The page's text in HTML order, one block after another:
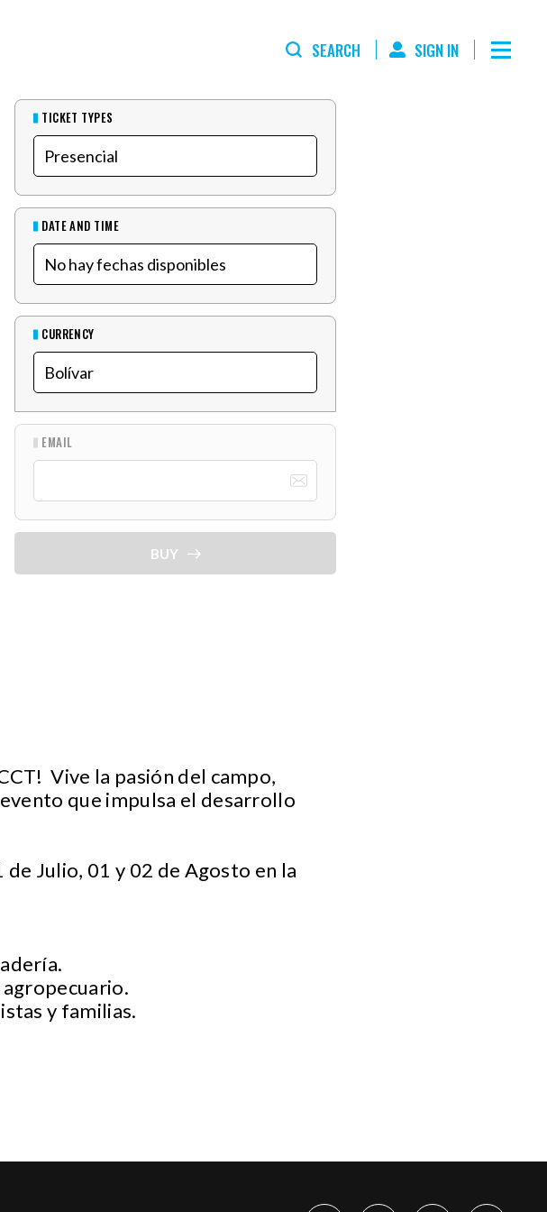
SEARCH SIGN IN
TICKET TYPES
DATE AND TIME
CURRENCY
EMAIL
BUY
Vive la pasión del campo,
que impulsa el desarrollo
Julio, 01 y 02 de Agosto en la
y familias.